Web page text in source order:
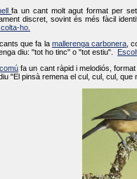
fa un cant molt agut format per
discret, sovint és més fàcil
ho.
que fa la mallerenga carbonera ,
diu: "tot ho tinc" o "tot estiu".
fa un cant ràpid i melodiós,
"El pinsà remena el cul, cul, cul,